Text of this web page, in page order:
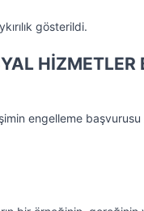
gösterildi.
engelleme